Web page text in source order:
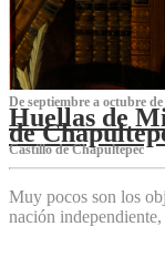
De septiembre a octubre de
Huellas de
de
Castillo de Chapultepec
Muy pocos son los
nación